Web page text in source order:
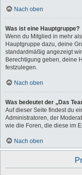
Nach oben
Was ist eine Hauptgruppe?
Wenn du Mitglied in mehr
Hauptgruppe dazu, deine
standardmäßig angezeigt
Berechtigung geben, deine
festzulegen.
Nach oben
Was bedeutet der „Das
Auf dieser Seite findest du
Administratoren, der
wie die Foren, die diese im
Nach oben